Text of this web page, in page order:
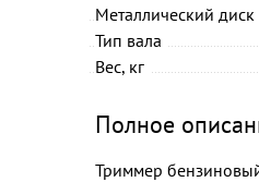
Металлический диск
Тип вала
Вес, кг
Полное
Триммер